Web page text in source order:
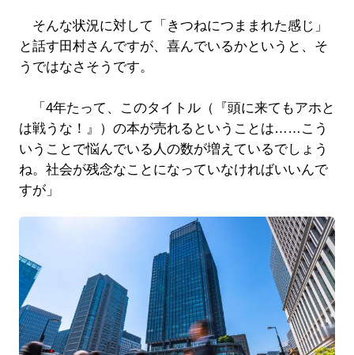
そんな状況に対して「きつねにつままれた感じ」
と話す田村さんですが、喜んでいるかというと、そ
うではなさそうです。
「4年たって、このタイトル（『頭に来てもアホと
は戦うな！』）の本が売れるということは……こう
いうことで悩んでいる人の数が増えているでしょう
ね。社会が残念なことになっていなければいいんで
すが」